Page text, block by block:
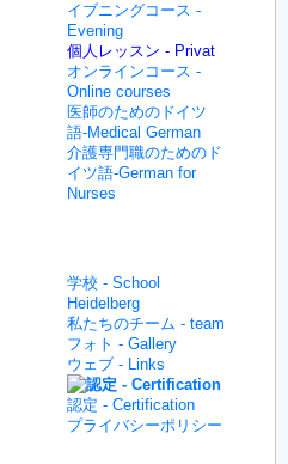
イブニングコース -
Evening
個人レッスン - Privat
オンラインコース -
Online courses
医師のためのドイツ
語-Medical German
介護専門職のためのド
イツ語-German for
Nurses
学校 - School
Heidelberg
私たちのチーム - team
フォト - Gallery
ウェブ - Links
認定 - Certification
プライバシーポリシー